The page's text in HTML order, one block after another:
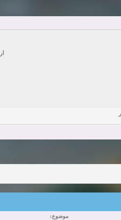
آخرین ارسال توسط: elmi.alireza70 پاسخ ها:0
Girls in your town for
موضوع: